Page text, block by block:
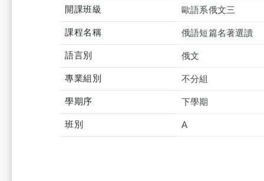
開課班級 歐語系俄文三
課程名稱 俄語短篇名著選讀
語言別 俄文
專業組別 不分組
學期序 下學期
班別 A